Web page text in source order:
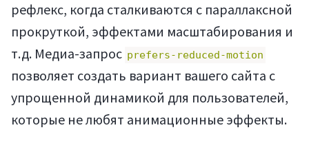
рефлекс, когда сталкиваются с параллаксной
прокруткой, эффектами масштабирования и
т.д. Медиа-запрос prefers-reduced-motion
позволяет создать вариант вашего сайта с
упрощенной динамикой для пользователей,
которые не любят анимационные эффекты.